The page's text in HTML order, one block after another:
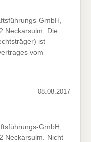
GmbH,
Neckarsulm. Die
ist
vom
08.08.2017
GmbH,
Neckarsulm. Nicht